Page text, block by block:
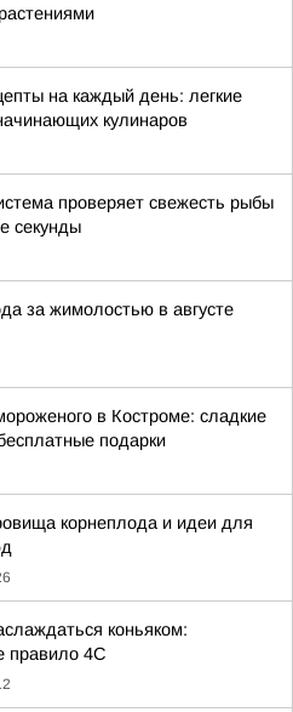
на каждый день: легкие
кулинаров
проверяет свежесть рыбы
секунды
за жимолостью в августе
в Костроме: сладкие
подарки
корнеплода и идеи для
коньяком:
правило 4С